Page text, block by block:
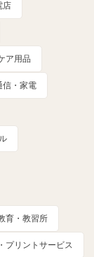
店
ア用品
信・家電
育・教習所
プリントサービス